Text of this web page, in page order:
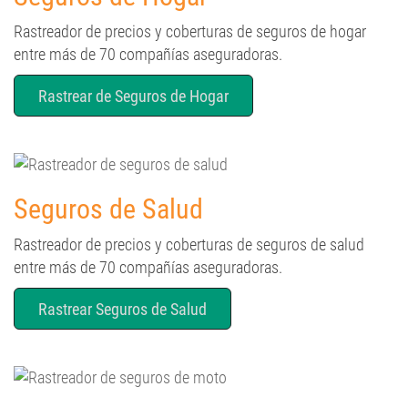
Rastreador de precios y coberturas de seguros de hogar
entre más de 70 compañías aseguradoras.
Rastrear de Seguros de Hogar
Seguros de Salud
Rastreador de precios y coberturas de seguros de salud
entre más de 70 compañías aseguradoras.
Rastrear Seguros de Salud